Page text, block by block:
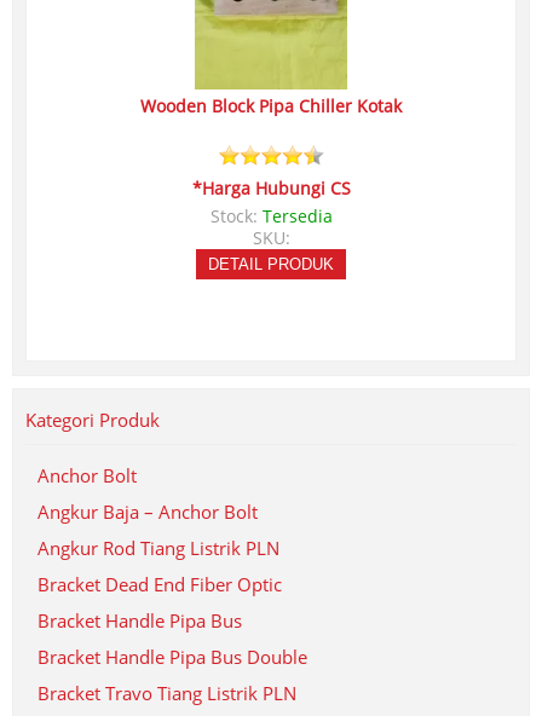
Wooden Block Pipa Chiller Kotak
*Harga Hubungi CS
Stock: Tersedia
SKU:
DETAIL PRODUK
Kategori Produk
Anchor Bolt
Angkur Baja – Anchor Bolt
Angkur Rod Tiang Listrik PLN
Bracket Dead End Fiber Optic
Bracket Handle Pipa Bus
Bracket Handle Pipa Bus Double
Bracket Travo Tiang Listrik PLN